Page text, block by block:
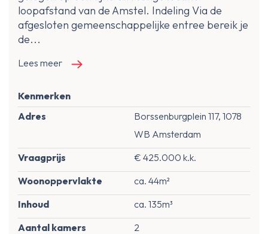
loopafstand van de Amstel. Indeling Via de
afgesloten gemeenschappelijke entree bereik je
de...
Lees meer
Kenmerken
Adres
Borssenburgplein 117, 1078
WB Amsterdam
Vraagprijs
€ 425.000 k.k.
Woonoppervlakte
ca. 44m²
Inhoud
ca. 135m³
Aantal kamers
2